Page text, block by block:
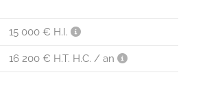
15 000 € H.I.
16 200 € H.T. H.C. / an